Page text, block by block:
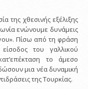
της χθεσινής εξέλιξης
ενώνουμε δυνάμεις
Πίσω από τη φράση
του γαλλικού
το άμεσο
μια νέα δυναμική
της Τουρκίας.